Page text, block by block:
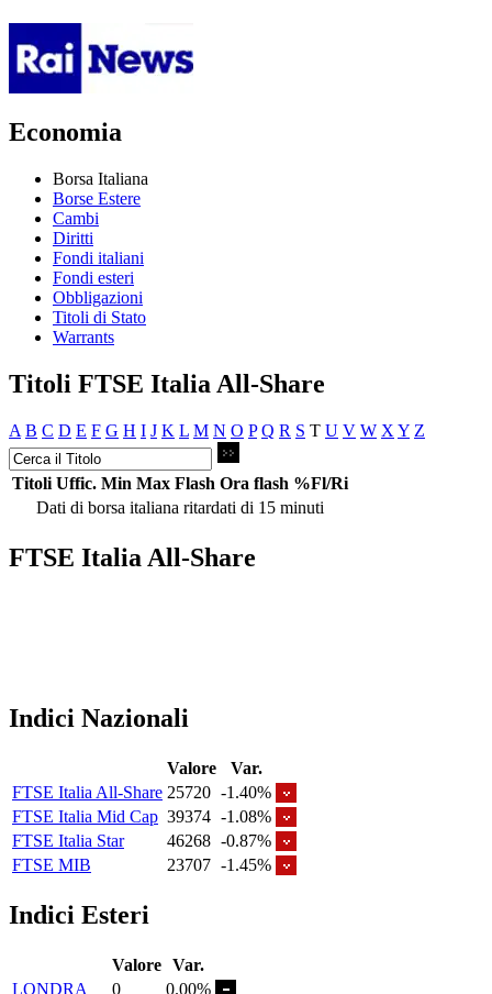
Economia
Borsa Italiana
Borse Estere
Cambi
Diritti
Fondi italiani
Fondi esteri
Obbligazioni
Titoli di Stato
Warrants
Titoli FTSE Italia All-Share
A B C D E F G H I J K L M N O P Q R S T U V W X Y Z
Titoli Uffic. Min Max Flash Ora flash %Fl/Ri
Dati di borsa italiana ritardati di 15 minuti
FTSE Italia All-Share
Indici Nazionali
Valore
Var.
FTSE Italia All-Share 25720 -1.40%
FTSE Italia Mid Cap 39374 -1.08%
FTSE Italia Star
46268 -0.87%
FTSE MIB
23707 -1.45%
Indici Esteri
Valore Var.
LONDRA
0
0.00%